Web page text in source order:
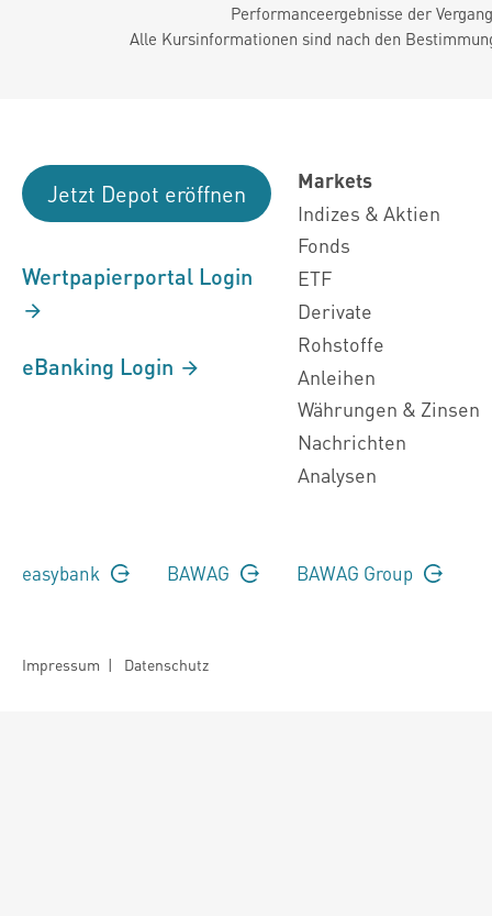
Performanceergebnisse der
Alle Kursinformationen sind nach den
Jetzt Depot eröffnen
Wertpapierportal Login
eBanking Login
Markets
Indizes & Aktien
Fonds
ETF
Derivate
Rohstoffe
Anleihen
Währungen & Zinsen
Nachrichten
Analysen
easybank BAWAG BAWAG Group
Impressum | Datenschutz